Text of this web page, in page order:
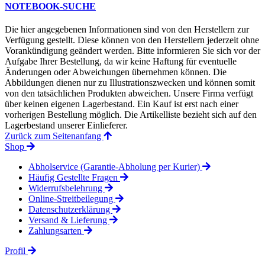
NOTEBOOK-SUCHE
Die hier angegebenen Informationen sind von den Herstellern zur
Verfügung gestellt. Diese können von den Herstellern jederzeit ohne
Vorankündigung geändert werden. Bitte informieren Sie sich vor der
Aufgabe Ihrer Bestellung, da wir keine Haftung für eventuelle
Änderungen oder Abweichungen übernehmen können. Die
Abbildungen dienen nur zu Illustrationszwecken und können somit
von den tatsächlichen Produkten abweichen. Unsere Firma verfügt
über keinen eigenen Lagerbestand. Ein Kauf ist erst nach einer
vorherigen Bestellung möglich. Die Artikelliste bezieht sich auf den
Lagerbestand unserer Einlieferer.
Zurück zum Seitenanfang
Shop
Abholservice (Garantie-Abholung per Kurier)
Häufig Gestellte Fragen
Widerrufsbelehrung
Online-Streitbeilegung
Datenschutzerklärung
Versand & Lieferung
Zahlungsarten
Profil